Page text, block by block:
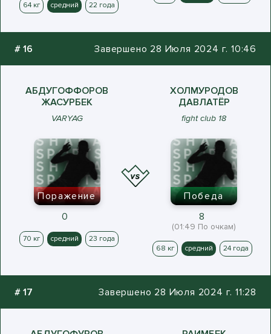
64 кг средний 22 года
# 16 Завершено 28 Июля 2024 г. 10:46
АБДУГОФФОРОВ
ЖАСУРБЕК
VARYAG
ХОЛМУРОДОВ
ДАВЛАТЁР
fight club 18
Поражение
0
70 кг средний 23 года
Победа
8
(01:49 По очкам)
68 кг средний 24 года
# 17 Завершено 28 Июля 2024 г. 11:28